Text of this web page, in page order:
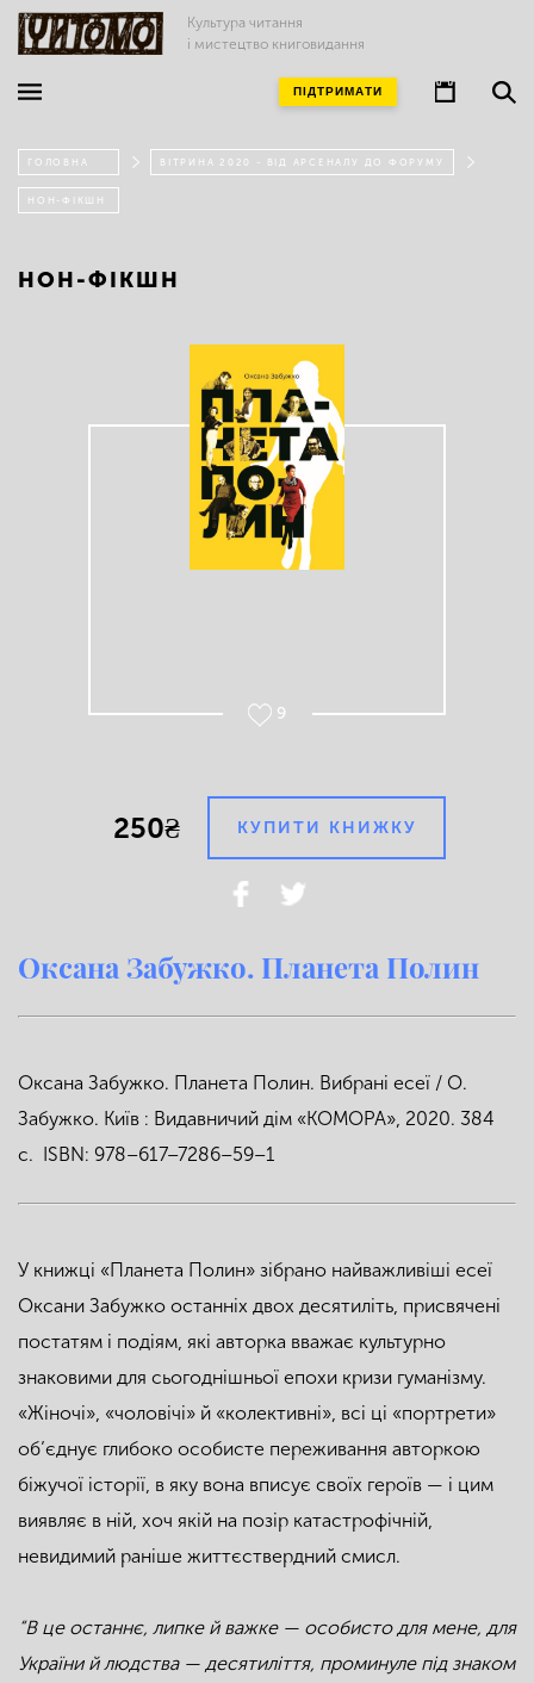
Культура читання
і мистецтво книговидання
ПІДТРИМАТИ
ГОЛОВНА ВІТРИНА 2020 - ВІД АРСЕНАЛУ ДО ФОРУМУ
НОН-ФІКШН
НОН-ФІКШН
9
250₴ КУПИТИ КНИЖКУ
Оксана Забужко. Планета Полин
Оксана Забужко. Планета Полин. Вибрані есеї / О.
Забужко. Київ : Видавничий дім «КОМОРА», 2020. 384
с. ISBN: 978–617–7286–59–1
У книжці «Планета Полин» зібрано найважливіші есеї
Оксани Забужко останніх двох десятиліть, присвячені
постатям і подіям, які авторка вважає культурно
знаковими для сьогоднішньої епохи кризи гуманізму.
«Жіночі», «чоловічі» й «колективні», всі ці «портрети»
об’єднує глибоко особисте переживання авторкою
біжучої історії, в яку вона вписує своїх героїв — і цим
виявляє в ній, хоч якій на позір катастрофічній,
невидимий раніше життєствердний смисл.
“В це останнє, липке й важке — особисто для мене, для
України й людства — десятиліття, проминуле під знаком